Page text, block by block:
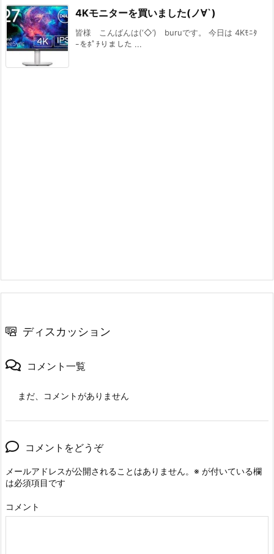
4Kモニターを買いました(ノ∀`)
皆様 こんばんは(‘◇’)ゞburuです。 今日は 4Kﾓﾆﾀ
ｰをﾎﾟﾁりました ...
ディスカッション
コメント一覧
まだ、コメントがありません
コメントをどうぞ
メールアドレスが公開されることはありません。 ※ が付いている欄
は必須項目です
コメント